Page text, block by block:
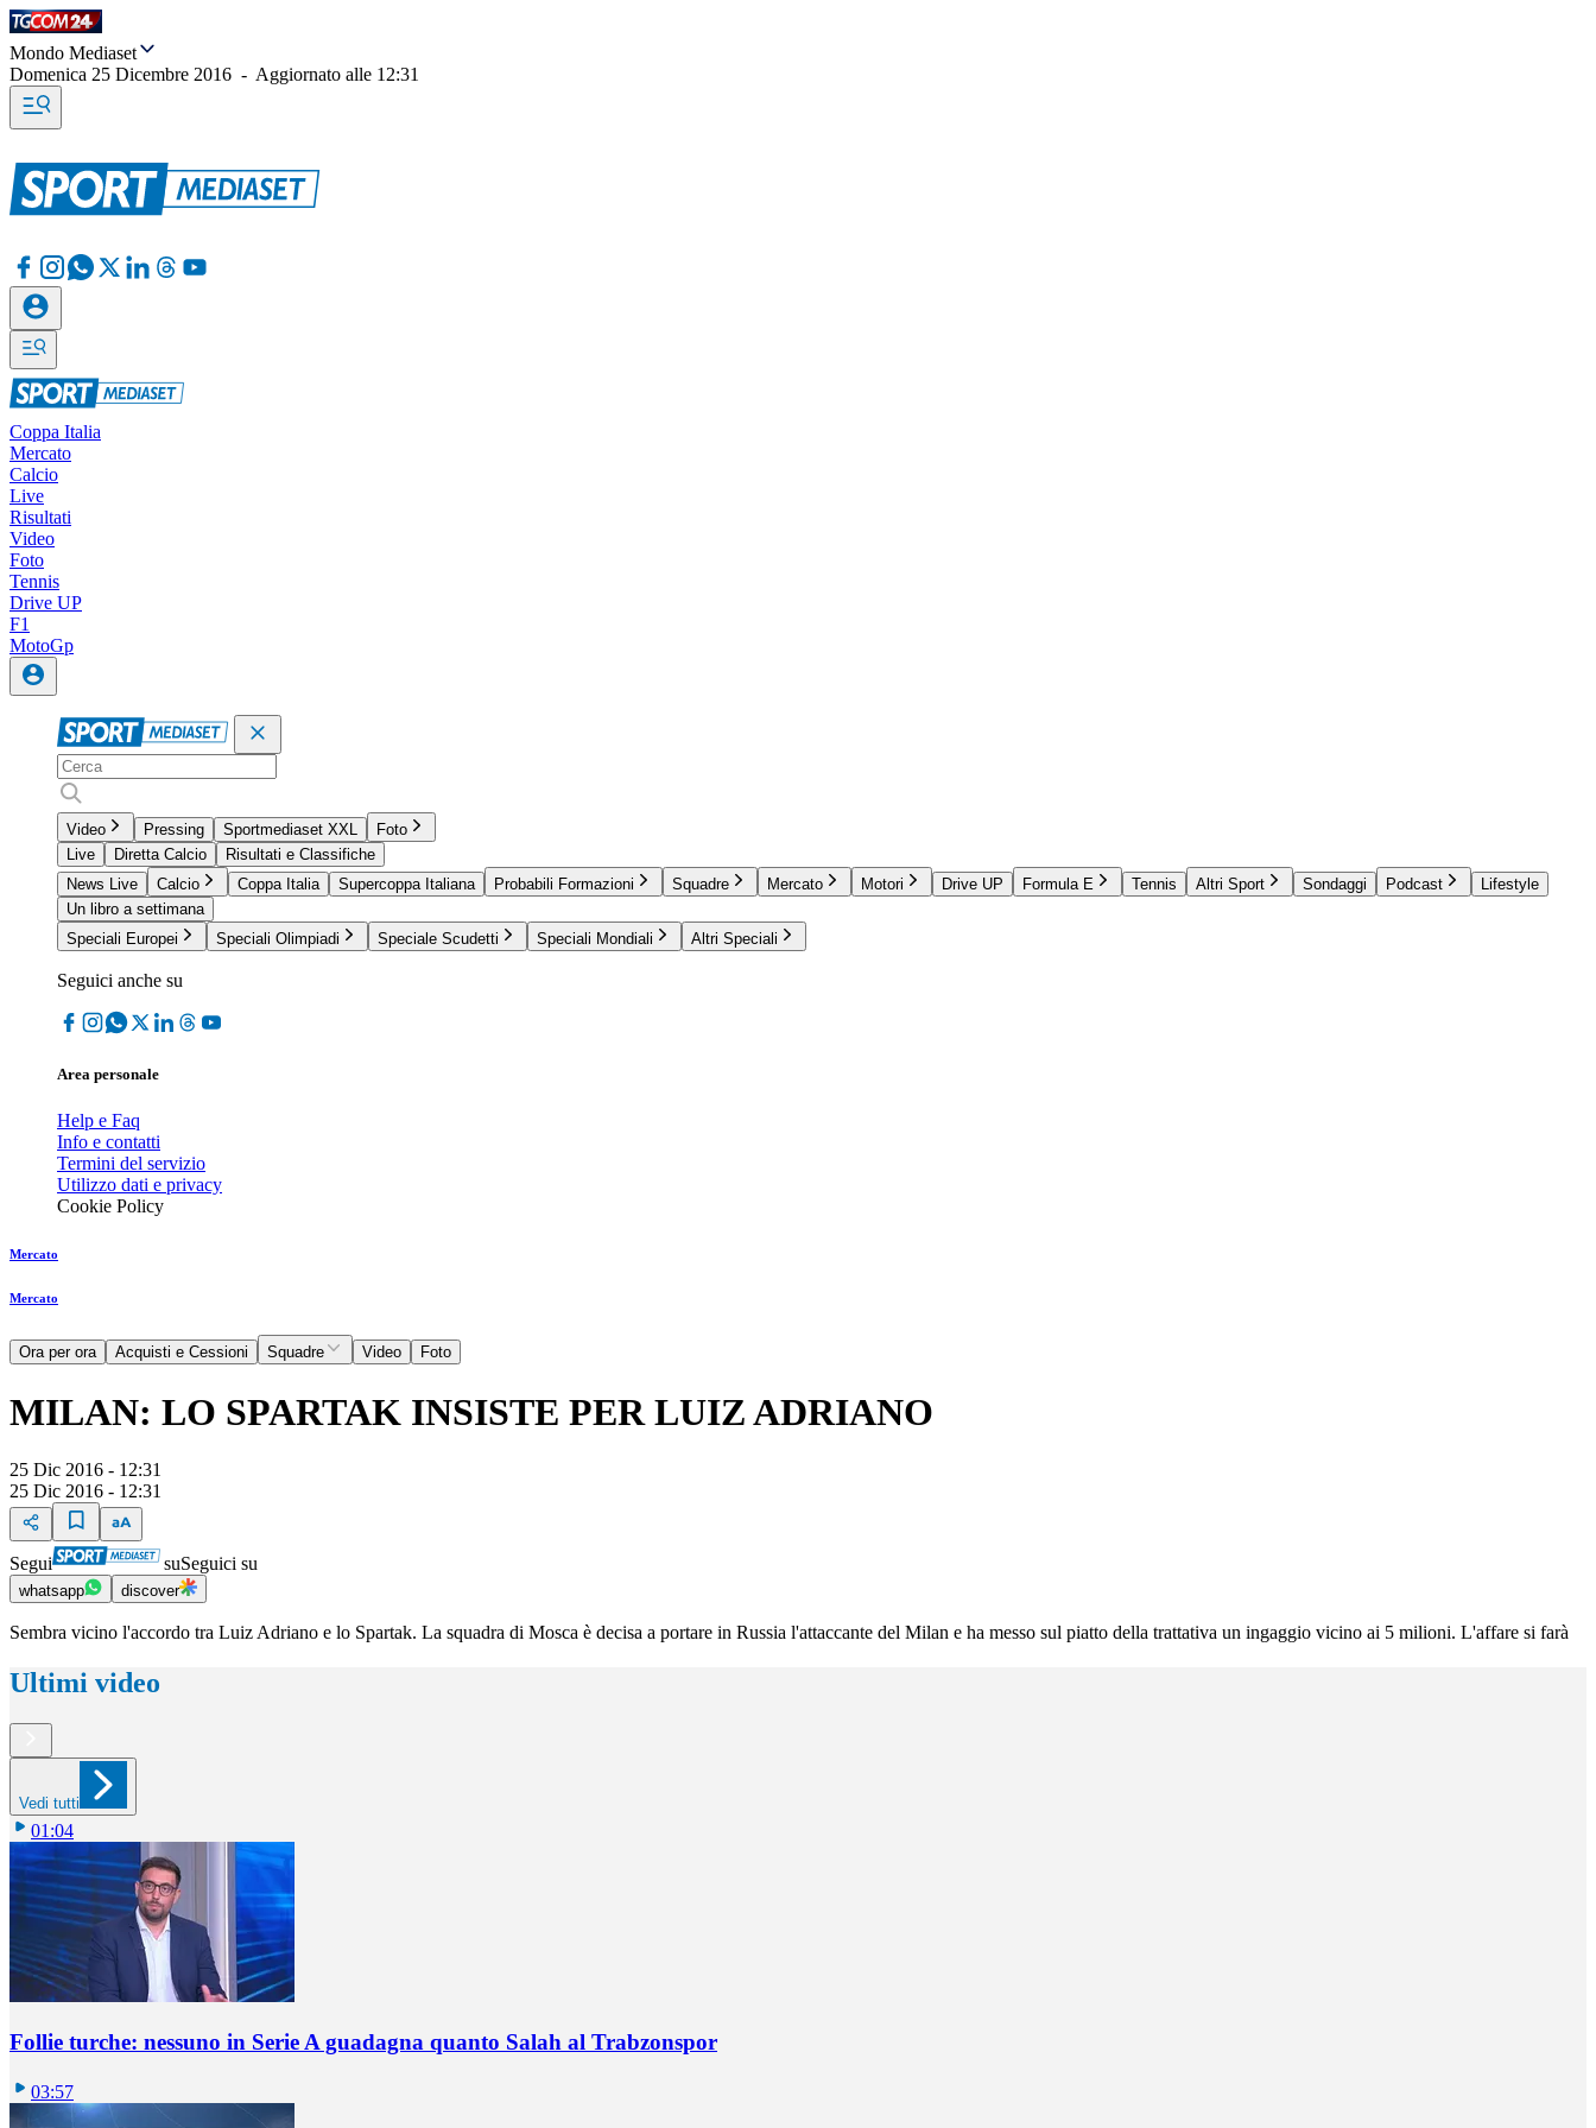
Mondo Mediaset
Domenica 25 Dicembre 2016 - Aggiornato alle 12:31
Coppa Italia
Mercato
Calcio
Live
Risultati
Video
Foto
Tennis
Drive UP
F1
MotoGp
Video Pressing Sportmediaset XXL
Foto
Live
Diretta Calcio
Risultati e Classifiche
News Live
Calcio Coppa Italia Supercoppa Italiana Probabili Formazioni Squadre Mercato Motori Drive UP Formula E Tennis Altri Sport Sondaggi Podcast
Lifestyle
Un libro a settimana
Speciali Europei
Speciali Olimpiadi Speciale Scudetti Speciali Mondiali Altri Speciali
Seguici anche su
Area personale
Help e Faq
Info e contatti
Termini del servizio
Utilizzo dati e privacy
Cookie Policy
Mercato
Mercato
Ora per ora Acquisti e Cessioni Squadre Video Foto
MILAN: LO SPARTAK INSISTE PER LUIZ ADRIANO
25 Dic 2016 - 12:31
25 Dic 2016 - 12:31
Segui suSeguici su
whatsapp discover
Sembra vicino l'accordo tra Luiz Adriano e lo Spartak. La squadra di Mosca è decisa a portare in Russia l'attaccante del Milan e ha messo sul piatto della trattativa un ingaggio vicino ai 5 milioni. L'affare si farà
Ultimi video
Vedi tutti
01:04
Follie turche: nessuno in Serie A guadagna quanto Salah al Trabzonspor
03:57